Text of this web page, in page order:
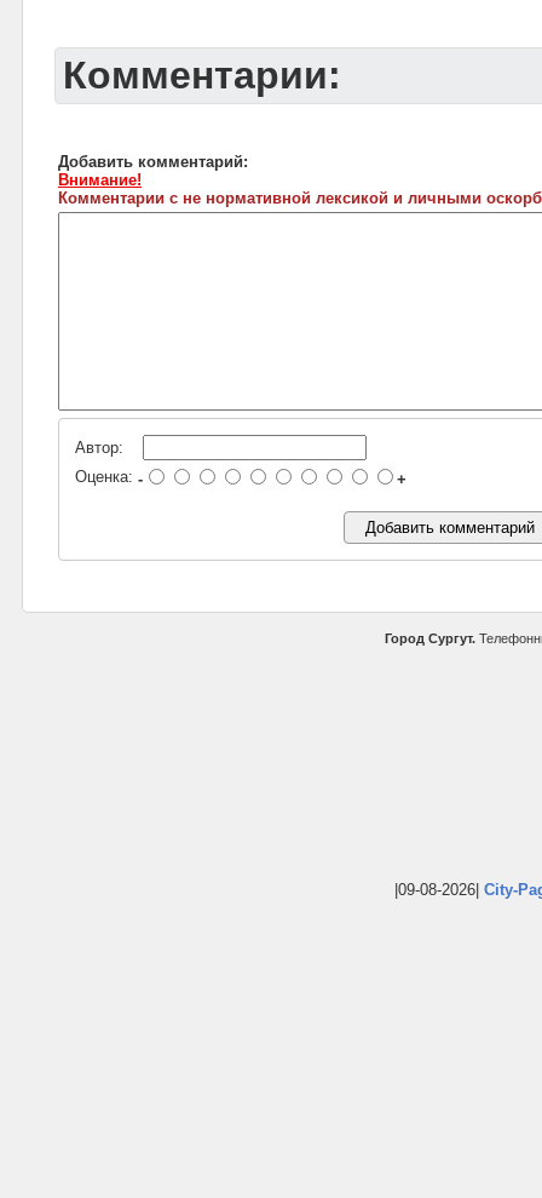
Комментарии:
Добавить комментарий:
Внимание!
Комментарии с не нормативной лексикой и личными
Автор:
Оценка: - +
Город Сургут.
|09-08-2026| City-